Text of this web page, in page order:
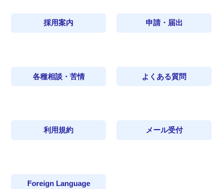
採用案内 申請・届出
各種相談・苦情 よくある質問
利用規約 メール受付
Foreign Language